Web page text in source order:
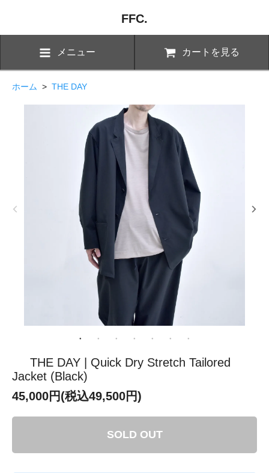
FFC.
メニュー カートを見る
ホーム > THE DAY
THE DAY | Quick Dry Stretch Tailored
Jacket (Black)
45,000円(税込49,500円)
SOLD OUT